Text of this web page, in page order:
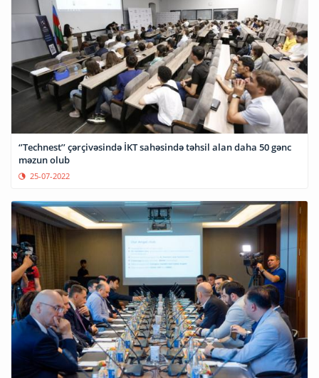
‘’Technest’’ çərçivəsində İKT sahəsində təhsil alan daha 50 gənc
məzun olub
25-07-2022